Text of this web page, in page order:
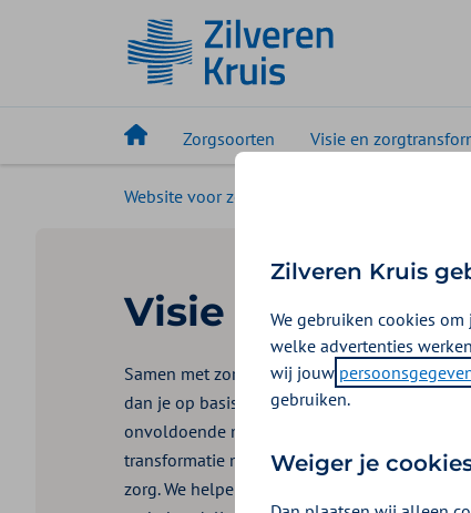
Zorgsoorten Visie en
Website voor zorgaanbieders
Visie en
Samen met zorgprofessionals merken we
dan je op basis van vergrijzing verwacht.
onvoldoende meegroeit. We zetten daarom
transformatie met als doel: iedereen die het
zorg. We helpen onze verzekerden om
Zilveren Kruis
We gebruiken cookies
welke advertenties
wij jouw
gebruiken.
Weiger je